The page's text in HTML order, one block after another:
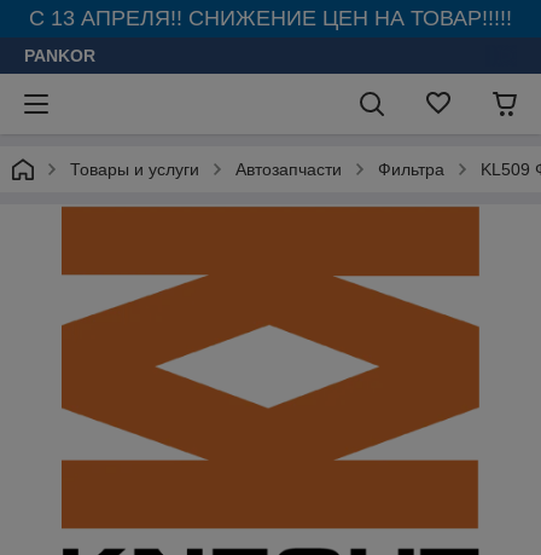
С 13 АПРЕЛЯ!! СНИЖЕНИЕ ЦЕН НА ТОВАР!!!!!
PANKOR
Товары и услуги Автозапчасти Фильтра KL509